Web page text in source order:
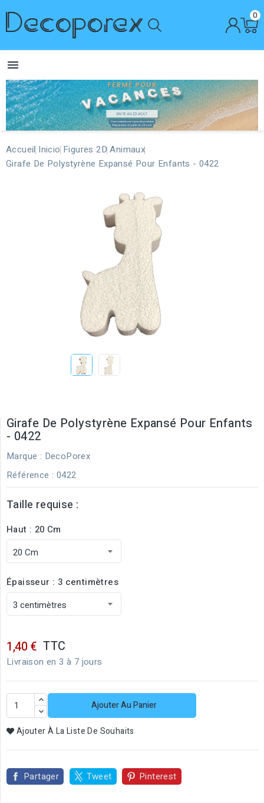
0

Accueil Inicio Figures 2D Animaux
Girafe De Polystyrène Expansé Pour Enfants - 0422
Girafe De Polystyrène Expansé Pour Enfants
- 0422
Marque : DecoPorex
Référence : 0422
Taille requise :
Haut : 20 Cm
Épaisseur : 3 centimètres
1,40 € TTC
Livraison en 3 à 7 jours
Ajouter Au Panier
Ajouter À La Liste De Souhaits
Partager Tweet Pinterest